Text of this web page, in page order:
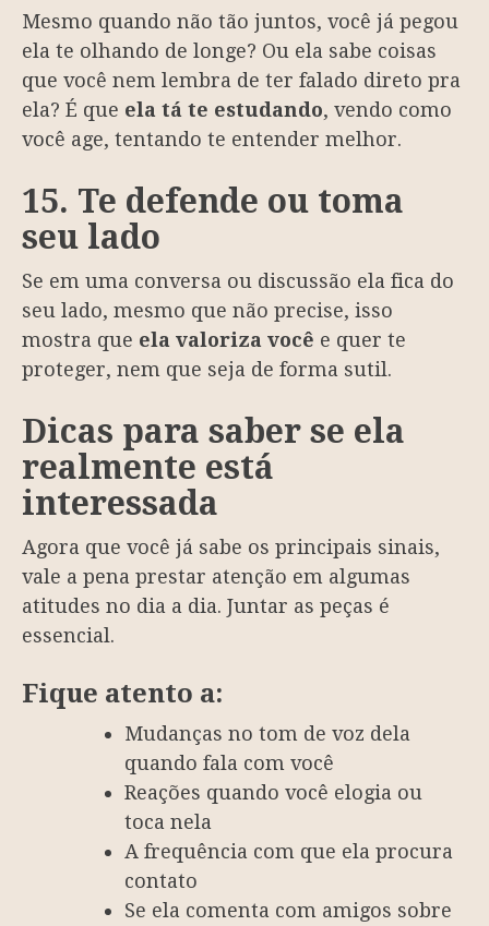
Mesmo quando não tão juntos, você já pegou
ela te olhando de longe? Ou ela sabe coisas
que você nem lembra de ter falado direto pra
ela? É que ela tá te estudando, vendo como
você age, tentando te entender melhor.
15. Te defende ou toma
seu lado
Se em uma conversa ou discussão ela fica do
seu lado, mesmo que não precise, isso
mostra que ela valoriza você e quer te
proteger, nem que seja de forma sutil.
Dicas para saber se ela
realmente está
interessada
Agora que você já sabe os principais sinais,
vale a pena prestar atenção em algumas
atitudes no dia a dia. Juntar as peças é
essencial.
Fique atento a:
Mudanças no tom de voz dela
quando fala com você
Reações quando você elogia ou
toca nela
A frequência com que ela procura
contato
Se ela comenta com amigos sobre